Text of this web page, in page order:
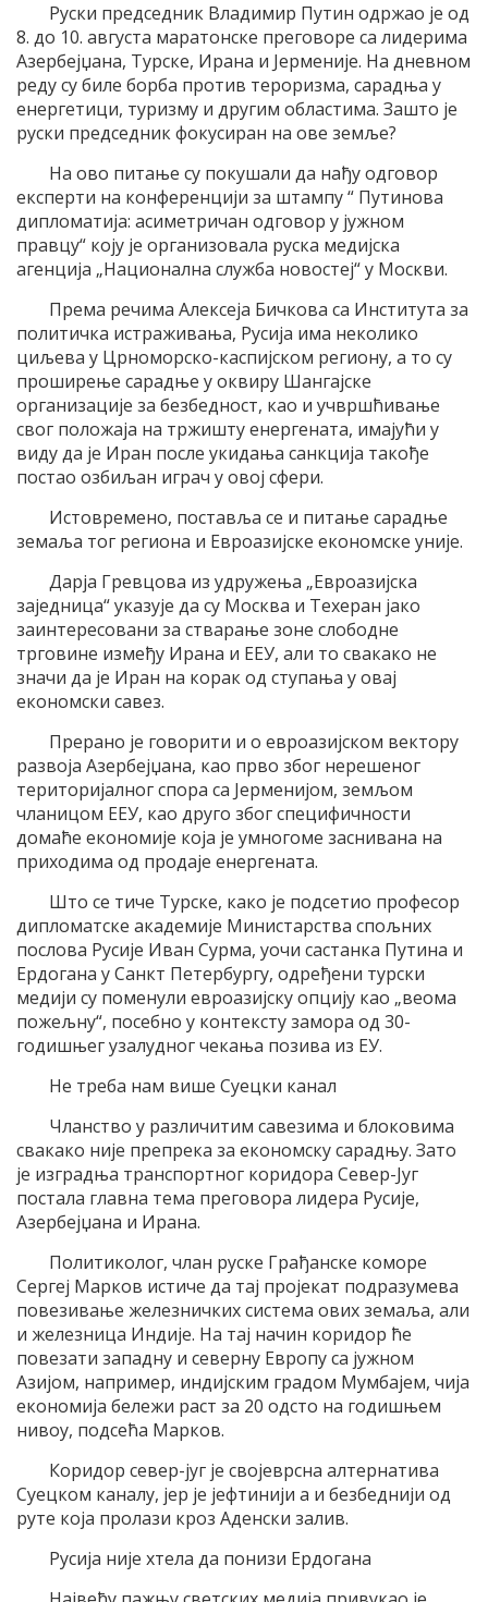
Руски председник Владимир Путин одржао је од
8. до 10. августа маратонске преговоре са лидерима
Азербејџана, Турске, Ирана и Јерменије. На дневном
реду су биле борба против тероризма, сарадња у
енергетици, туризму и другим областима. Зашто је
руски председник фокусиран на ове земље?
На ово питање су покушали да нађу одговор
експерти на конференцији за штампу “ Путинова
дипломатија: асиметричан одговор у јужном
правцу“ коју је организовала руска медијска
агенција „Национална служба новостеj“ у Москви.
Према речима Алексеја Бичкова са Института за
политичка истраживања, Русија има неколико
циљева у Црноморско-каспијском региону, а то су
проширење сарадње у оквиру Шангајске
организације за безбедност, као и учвршћивање
свог положаја на тржишту енергената, имајући у
виду да је Иран после укидања санкција такође
постао озбиљан играч у овој сфери.
Истовремено, поставља се и питање сарадње
земаља тог региона и Евроазијске економске уније.
Дарја Гревцова из удружења „Евроазијска
заједница“ указује да су Москва и Техеран јако
заинтересовани за стварање зоне слободне
трговине између Ирана и ЕЕУ, али то свакако не
значи да је Иран на корак од ступања у овај
економски савез.
Прерано је говорити и о евроазијском вектору
развоја Азербејџана, као прво због нерешеног
територијалног спора са Јерменијом, земљом
чланицом ЕЕУ, као друго због специфичности
домаће економије која је умногоме заснивана на
приходима од продаје енергената.
Што се тиче Турске, како је подсетио професор
дипломатске академије Министарства спољних
послова Русије Иван Сурма, уочи састанка Путина и
Ердогана у Санкт Петербургу, одређени турски
медији су поменули евроазијску опцију као „веома
пожељну“, посебно у контексту замора од 30-
годишњег узалудног чекања позива из ЕУ.
Не треба нам више Суецки канал
Чланство у различитим савезима и блоковима
свакако није препрека за економску сарадњу. Зато
је изградња транспортног коридора Север-Југ
постала главна тема преговора лидера Русије,
Азербејџана и Ирана.
Политиколог, члан руске Грађанске коморе
Сергеј Марков истиче да тај пројекат подразумева
повезивање железничких система ових земаља, али
и железница Индије. На тај начин коридор ће
повезати западну и северну Европу са јужном
Азијом, например, индијским градом Мумбајем, чија
економија бележи раст за 20 одсто на годишњем
нивоу, подсећа Марков.
Коридор север-југ је својеврсна алтернатива
Суецком каналу, јер је јефтинији а и безбеднији од
руте која пролази кроз Аденски залив.
Русија није хтела да понизи Ердогана